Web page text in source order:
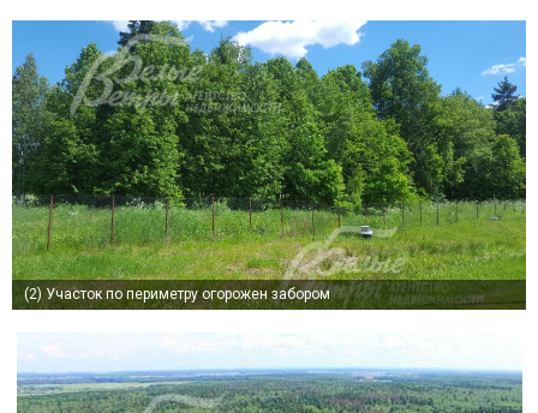
(2) Участок по периметру огорожен забором